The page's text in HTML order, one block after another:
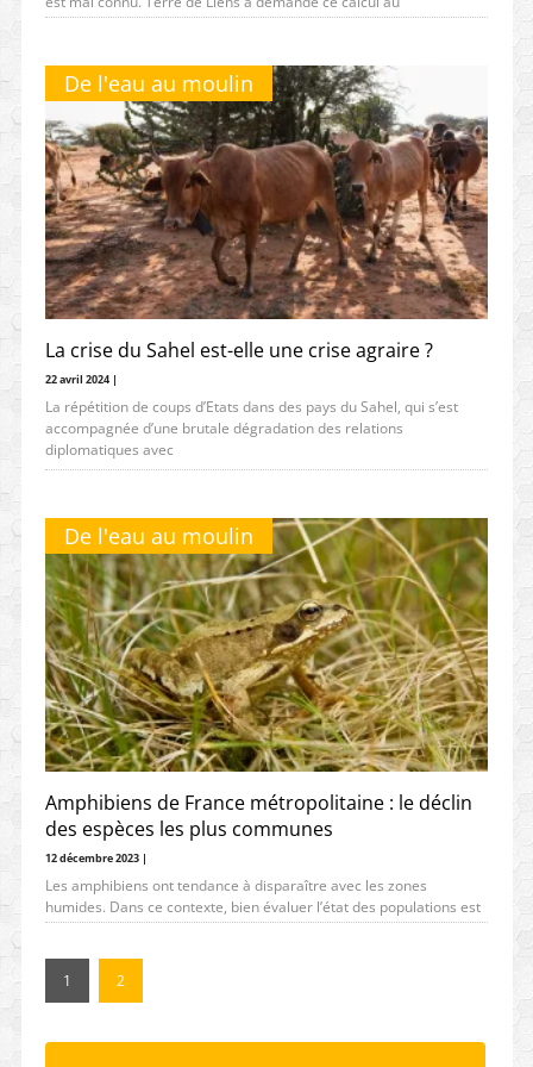
De l'eau au moulin
La crise du Sahel est-elle une crise agraire ?
22 avril 2024 |
La répétition de coups d’Etats dans des pays du Sahel, qui s’est
accompagnée d’une brutale dégradation des relations
diplomatiques avec
De l'eau au moulin
Amphibiens de France métropolitaine : le déclin
des espèces les plus communes
12 décembre 2023 |
Les amphibiens ont tendance à disparaître avec les zones
humides. Dans ce contexte, bien évaluer l’état des populations est
à
1 2